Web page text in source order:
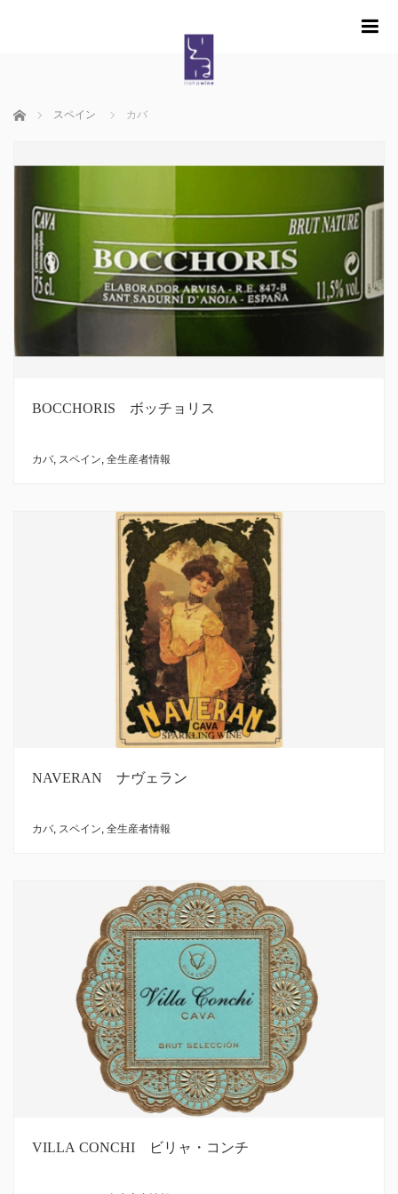
ホーム スペイン カバ
BOCCHORIS ボッチョリス
カバ, スペイン, 全生産者情報
NAVERAN ナヴェラン
カバ, スペイン, 全生産者情報
VILLA CONCHI ビリャ・コンチ